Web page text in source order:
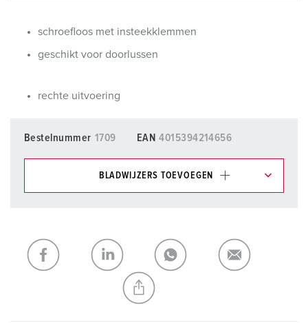
schroefloos met insteekklemmen
geschikt voor doorlussen
rechte uitvoering
Bestelnummer 1709 EAN 4015394214656
BLADWIJZERS TOEVOEGEN
Mijn lijst TOEVOEGEN
NIEUW LIJST MAKEN